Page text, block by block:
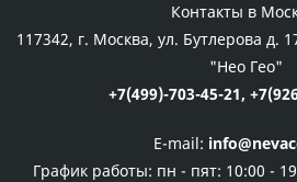
Контакты в
117342, г. Москва, ул. Бутлерова д.
"Нео Гео"
+7(499)-703-45-21,
E-mail:
График работы: пн - пят: 10:00 -